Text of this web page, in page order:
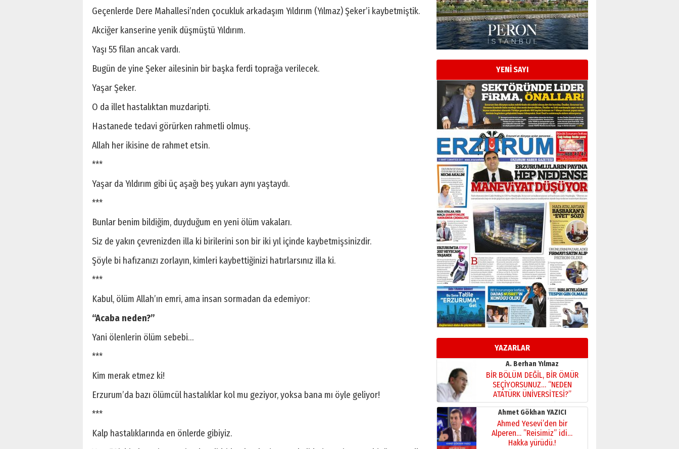
Geçenlerde Dere Mahallesi’nden çocukluk arkadaşım Yıldırım (Yılmaz) Şeker’i kaybetmiştik.
Akciğer kanserine yenik düşmüştü Yıldırım.
Yaşı 55 filan ancak vardı.
Bugün de yine Şeker ailesinin bir başka ferdi toprağa verilecek.
Yaşar Şeker.
O da illet hastalıktan muzdaripti.
Hastanede tedavi görürken rahmetli olmuş.
Allah her ikisine de rahmet etsin.
***
Yaşar da Yıldırım gibi üç aşağı beş yukarı aynı yaştaydı.
***
Bunlar benim bildiğim, duyduğum en yeni ölüm vakaları.
Siz de yakın çevrenizden illa ki birilerini son bir iki yıl içinde kaybetmişsinizdir.
Şöyle bi hafızanızı zorlayın, kimleri kaybettiğinizi hatırlarsınız illa ki.
***
Kabul, ölüm Allah’ın emri, ama insan sormadan da edemiyor:
“Acaba neden?”
Yani ölenlerin ölüm sebebi…
***
Kim merak etmez ki!
Erzurum’da bazı ölümcül hastalıklar kol mu geziyor, yoksa bana mı öyle geliyor!
***
Kalp hastalıklarında en önlerde gibiyiz.
YENİ SAYI
YAZARLAR
Esat BİNDESEN
Başkan Sekmen’den Erzurum’a
bir vizyon proje daha!
02 Ağustos 2026 Pazar
Kadir SABUNCUOĞLU
Erzurumspor’un köşe taşları
29 Haziran 2026 Pazartesi
Kenan GÜLERCİ
Murat Şahsuvaroğlu ERKON’da
çıtayı yukarı taşırken,
yönetimdekiler aşağı
çekmemeli!
17 Şubat 2026 SalıOrhan BOZKURT
Bir fotoğraf, bir şehir, bir
gazeteci… Dizginler kimin
elinde?
A. Berhan Yılmaz
BİR BÖLÜM DEĞİL, BİR ÖMÜR
SEÇİYORSUNUZ… “NEDEN
ATATÜRK ÜNİVERSİTESİ?”
28 Temmuz 2026 Salı
Ahmet Gökhan YAZICI
Ahmed Yesevi’den bir
Alperen… ”Reisimiz” idi…
Hakka yürüdü.!